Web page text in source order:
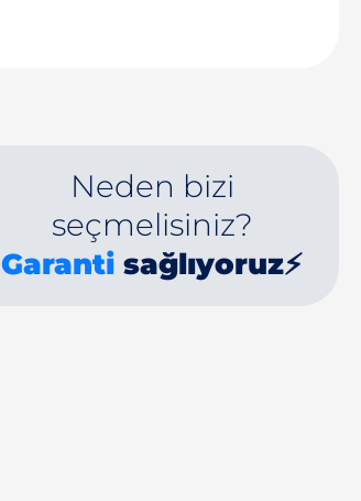
Neden bizi
seçmelisiniz?
Garanti sağlıyoruz⚡